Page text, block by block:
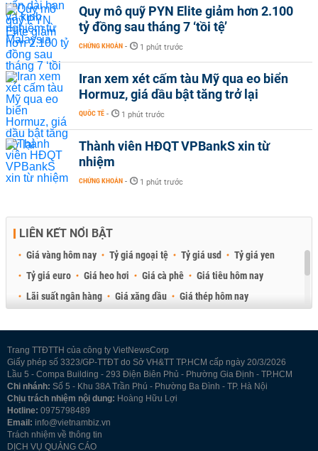
Quy mô quỹ PYN Elite giảm hơn 2.100
tỷ đồng sau tháng 7 ‘tồi tệ’
CHỨNG KHOÁN - 1 phút trước
Iran xem xét cấm tàu Mỹ qua eo biển
Hormuz, giá dầu bật tăng trở lại
QUỐC TẾ - 1 phút trước
Thành viên HĐQT VPBankS xin từ
nhiệm
CHỨNG KHOÁN - 1 phút trước
LIÊN KẾT NỔI BẬT
Giá vàng hôm nay Tỷ giá ngoại tệ Tỷ giá usd
Tỷ giá yen
Tỷ giá euro
Giá heo hơi Giá cà phê
Giá tiêu hôm nay
Lãi suất ngân hàng
Giá xăng dầu
Giá thép hôm nay
Trang TTĐTTH của công ty VietNewsCorp
Giấy phép số 3323/GP-TTĐT do Sở VH&TT TP.HCM cấp ngày 20/3/2026
Lầu 5 - Compa Building - 293 Điện Biên Phủ - Phường Gia Định - TP.HCM
Chi nhánh: Số 5 - Khu 38A Trần Phú - Phường Ba Đình - TP. Hà Nội
Chịu trách nhiệm nội dung: Hoàng Hữu Lợi
Hotline: 0975798489
Email: info@vietnambiz.vn
Trách nhiệm về thông tin
DỊCH VỤ QUẢNG CÁO